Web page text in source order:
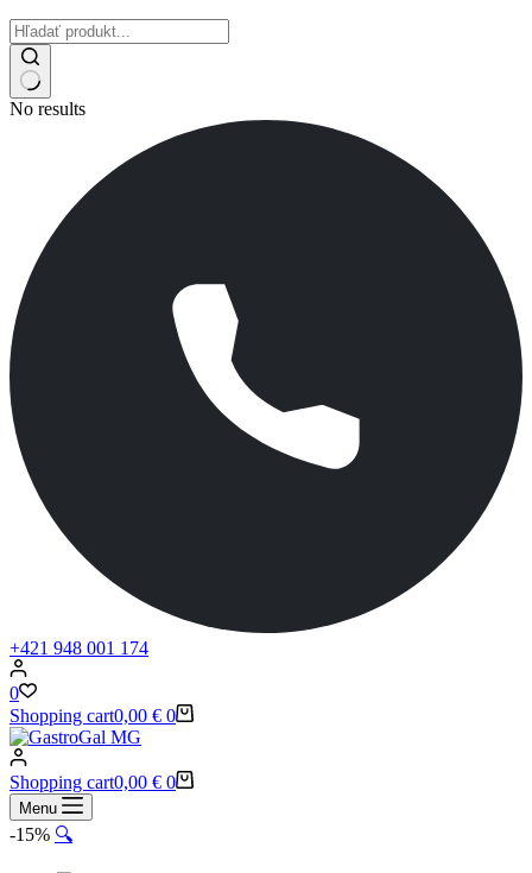
No results
+421 948 001 174
0
Shopping cart0,00 € 0
Shopping cart0,00 € 0
Menu
-15% 🔍